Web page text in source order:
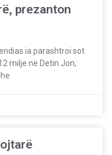
prezanton
ia parashtroi sot
milje në Detin Jon,